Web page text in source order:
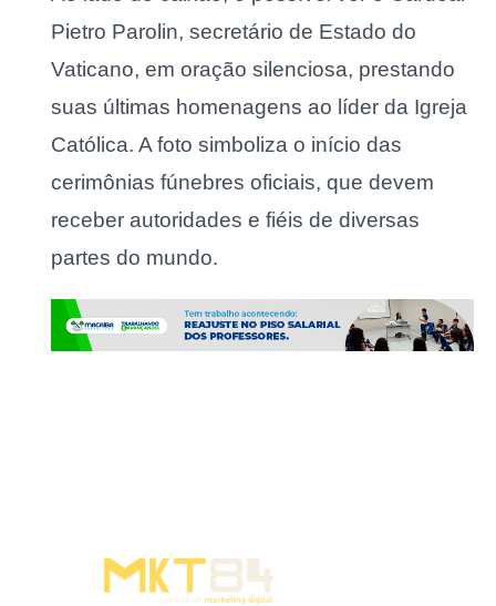
Pietro Parolin, secretário de Estado do
Vaticano, em oração silenciosa, prestando
suas últimas homenagens ao líder da Igreja
Católica. A foto simboliza o início das
cerimônias fúnebres oficiais, que devem
receber autoridades e fiéis de diversas
partes do mundo.